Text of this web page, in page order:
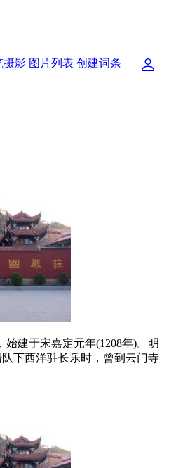
摄影 图片列表 创建词条
建于宋嘉定元年(1208年)。明
下西洋驻长乐时，曾到云门寺